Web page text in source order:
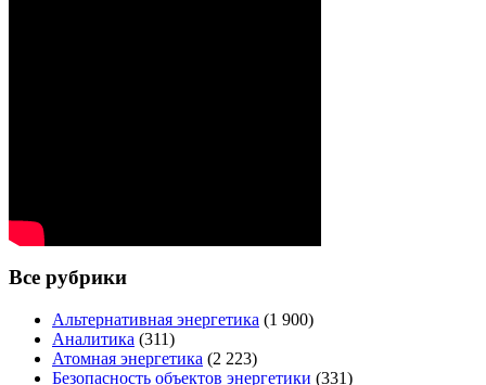
Все рубрики
Альтернативная энергетика (1 900)
Аналитика (311)
Атомная энергетика (2 223)
Безопасность объектов энергетики (331)